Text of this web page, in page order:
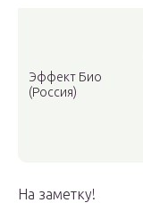
Эффект Био
(Россия)
На заметку!